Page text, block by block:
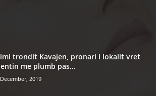
trondit Kavajen, pronari i lokalit vret
me plumb pas...
2019